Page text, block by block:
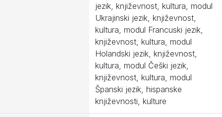
jezik, književnost, kultura, modul
Ukrajinski jezik, književnost,
kultura, modul Francuski jezik,
književnost, kultura, modul
Holandski jezik, književnost,
kultura, modul Češki jezik,
književnost, kultura, modul
Španski jezik, hispanske
književnosti, kulture